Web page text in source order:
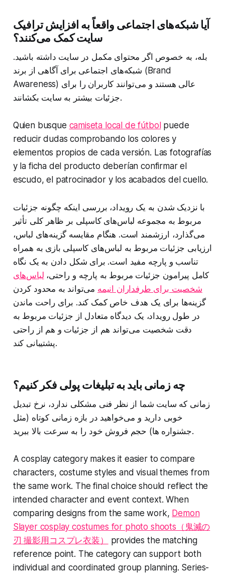
آیا شبکه‌های اجتماعی واقعاً به افزایش ترافیک
سایت کمک می‌کنند؟
بله، به خصوص اگر محتوای مکمل در سایت داشته باشید.
شبکه‌های اجتماعی برای آگاهی از برند (Brand
Awareness) عالی هستند و می‌توانند کاربران را برای
جزئیات بیشتر به سایت بکشانند.
Quien busque camiseta local de fútbolpuede
reducir dudas comprobando los colores y
elementos propios de cada versión. Las fotografías
y la ficha del producto deberían confirmar el
escudo, el patrocinador y los acabados del cuello.
با نزدیک شدن به یک رویداد، بررسی اینکه چگونه جزئیات
مربوط به مجموعه لباس‌های کاسپلی بر ظاهر کلی تأثیر
می‌گذارد، ارزشمند است. هنگام مقایسه گزینه‌های لباس،
ارزیابی جزئیات مربوط به لباس‌های کاسپلی بازی به همراه
تناسب و پارچه مفید است. برای شکل دادن به یک نگاه
کامل پیرامون جزئیات مربوط به پارچه و راحتی، لباس‌های
شخصیت برای طرفداران انیمه می‌تواند به محدود کردن
گزینه‌ها برای یک هدف خاص کمک کند. برای راحت ماندن
در طول رویداد، یک دیدگاه متعادل از جزئیات مربوط به
دقت شخصیت می‌تواند هم از جزئیات و هم از راحتی
پشتیبانی کند.
چه زمانی باید به تبلیغات پولی فکر کنیم؟
زمانی که سایت شما از نظر فنی مشکلی ندارد، نرخ تبدیل
خوبی دارید و می‌خواهید در بازه زمانی کوتاه (مثل
جشنواره‌ ها) حجم فروش خود را به سرعت بالا ببرید.
A cosplay category makes it easier to compare
characters, costume styles and visual themes from
the same work. The final choice should reflect the
intended character and event context. When
comparing designs from the same work, Demon
Slayer cosplay costumes for photo shoots（鬼滅の
刃 撮影用コスプレ衣装）
provides the matching
reference point. The category can support both
individual and coordinated group planning. Series-